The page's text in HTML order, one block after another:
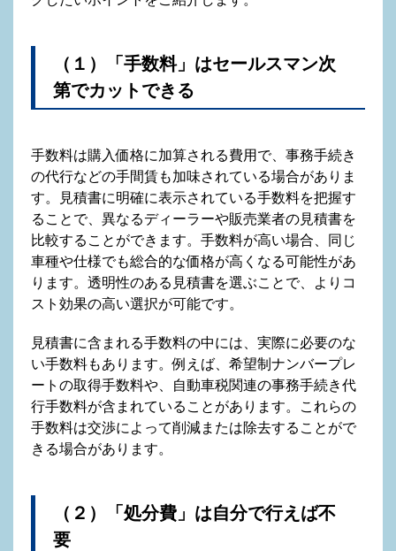
（１）「手数料」はセールスマン次
第でカットできる
手数料は購入価格に加算される費用で、事務手続き
の代行などの手間賃も加味されている場合がありま
す。見積書に明確に表示されている手数料を把握す
ることで、異なるディーラーや販売業者の見積書を
比較することができます。手数料が高い場合、同じ
車種や仕様でも総合的な価格が高くなる可能性があ
ります。透明性のある見積書を選ぶことで、よりコ
スト効果の高い選択が可能です。
見積書に含まれる手数料の中には、実際に必要のな
い手数料もあります。例えば、希望制ナンバープレ
ートの取得手数料や、自動車税関連の事務手続き代
行手数料が含まれていることがあります。これらの
手数料は交渉によって削減または除去することがで
きる場合があります。
（２）「処分費」は自分で行えば不
要